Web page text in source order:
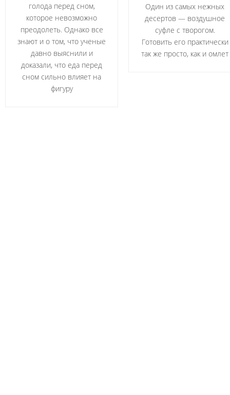
голода перед сном,
которое невозможно
преодолеть. Однако все
знают и о том, что ученые
давно выяснили и
доказали, что еда перед
сном сильно влияет на
фигуру
Один из самых нежных
десертов — воздушное
суфле с творогом.
Готовить его практически
так же просто, как и омлет